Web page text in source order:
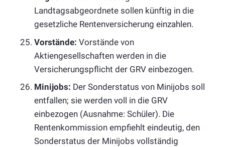
Landtagsabgeordnete sollen künftig in die
gesetzliche Rentenversicherung einzahlen.
Vorstände: Vorstände von
Aktiengesellschaften werden in die
Versicherungspflicht der GRV einbezogen.
Minijobs: Der Sonderstatus von Minijobs soll
entfallen; sie werden voll in die GRV
einbezogen (Ausnahme: Schüler). Die
Rentenkommission empfiehlt eindeutig, den
Sonderstatus der Minijobs vollständig